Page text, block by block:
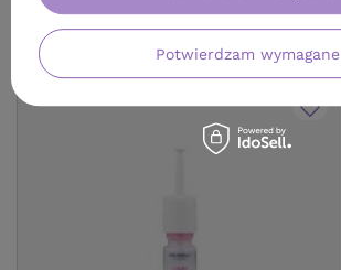
ZOBACZ RÓWNIEŻ
Potwierdzam wymagane